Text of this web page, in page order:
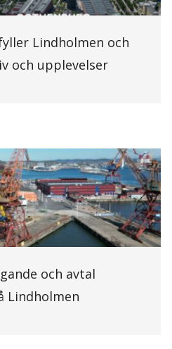
Lindholmen och
och upplevelser
och avtal
Lindholmen